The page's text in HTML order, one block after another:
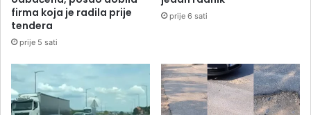
firma koja je radila prije
tendera
prije 5 sati
prije 6 sati